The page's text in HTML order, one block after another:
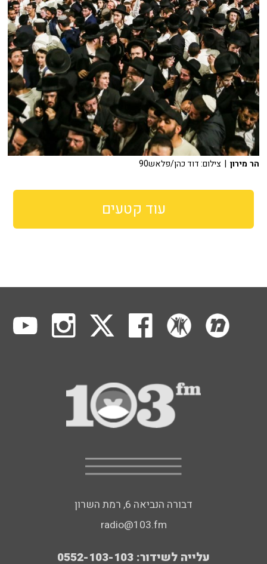
הר מירון | צילום: דוד כהן/פלאש90
עוד קטעים
דבורה הנביאה 6, רמת השרון
radio@103.fm
עלייה לשידור: 0552-103-103